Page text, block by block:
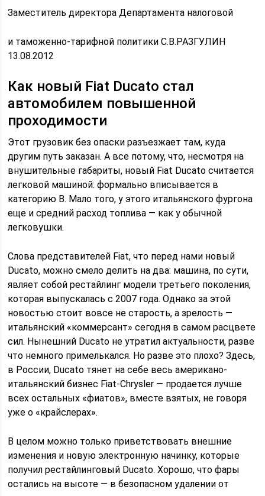
Заместитель директора Департамента налоговой
и таможенно-тарифной политики С.В.РАЗГУЛИН
13.08.2012
Как новый Fiat Ducato стал
автомобилем повышенной
проходимости
Этот грузовик без опаски разъезжает там, куда
другим путь заказан. А все потому, что, несмотря на
внушительные габариты, новый Fiat Ducato считается
легковой машиной: формально вписывается в
категорию B. Мало того, у этого итальянского фургона
еще и средний расход топлива — как у обычной
легковушки.
Слова представителей Fiat, что перед нами новый
Ducato, можно смело делить на два: машина, по сути,
являет собой рестайлинг модели третьего поколения,
которая выпускалась с 2007 года. Однако за этой
новостью стоит вовсе не старость, а зрелость —
итальянский «коммерсант» сегодня в самом расцвете
сил. Нынешний Ducato не утратил актуальности, разве
что немного примелькался. Но разве это плохо? Здесь,
в России, Ducato тянет на себе весь американо-
итальянский бизнес Fiat-Chrysler — продается лучше
всех остальных «фиатов», вместе взятых, не говоря
уже о «крайслерах».
В целом можно только приветствовать внешние
изменения и новую электронную начинку, которые
получил рестайлинговый Ducato. Хорошо, что фары
остались на высоте — в безопасном удалении от